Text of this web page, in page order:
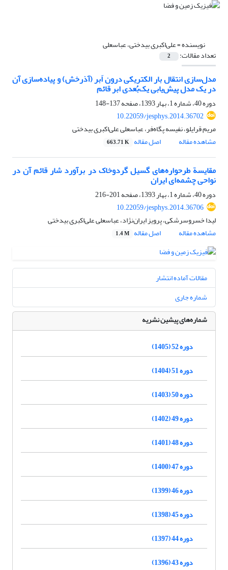
نویسنده =علی‌اکبری بیدختی، عباسعلی
تعداد مقالات: 2
مدل‌سازی انتقال بار الکتریکی درون اَبر (آذرخش) و پیاده‌سازی آن
در یک مدل پیش‌یابی یک‌بُعدی ابر قائم
دوره 40، شماره 1، بهار 1393، صفحه
137-148
10.22059/jesphys.2014.36702
مریم قرایلو، نفیسه پگاه‌فر، عباسعلی علی‌اکبری بیدختی
مشاهده مقاله
اصل مقاله 663.71 K
مقایسة طرحواره‌های گسیل گردوخاک در برآورد شار قائم آن در
نواحی چشمه‌ای ایران
دوره 40، شماره 1، بهار 1393، صفحه
201-216
10.22059/jesphys.2014.36706
لیدا خسروسرشکی، پرویز ایران‌نژاد، عباسعلی علی‌اکبری بیدختی
مشاهده مقاله
اصل مقاله 1.4 M
مقالات آماده انتشار
شماره جاری
شماره‌های پیشین نشریه
دوره 52 (1405)
دوره 51 (1404)
دوره 50 (1403)
دوره 49 (1402)
دوره 48 (1401)
دوره 47 (1400)
دوره 46 (1399)
دوره 45 (1398)
دوره 44 (1397)
دوره 43 (1396)